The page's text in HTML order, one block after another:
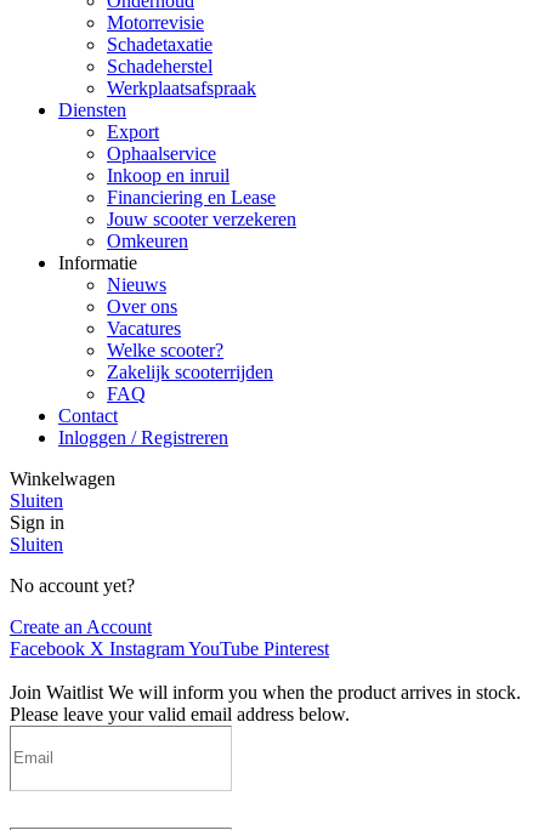
Motorrevisie
Schadetaxatie
Schadeherstel
Werkplaatsafspraak
Diensten
Export
Ophaalservice
Inkoop en inruil
Financiering en Lease
Jouw scooter verzekeren
Omkeuren
Informatie
Nieuws
Over ons
Vacatures
Welke scooter?
Zakelijk scooterrijden
FAQ
Contact
Inloggen / Registreren
Winkelwagen
Sluiten
Sign in
Sluiten
No account yet?
Create an Account
Facebook X InstagramYouTube Pinterest
Join Waitlist We will inform you when the product arrives in stock.
Please leave your valid email address below.